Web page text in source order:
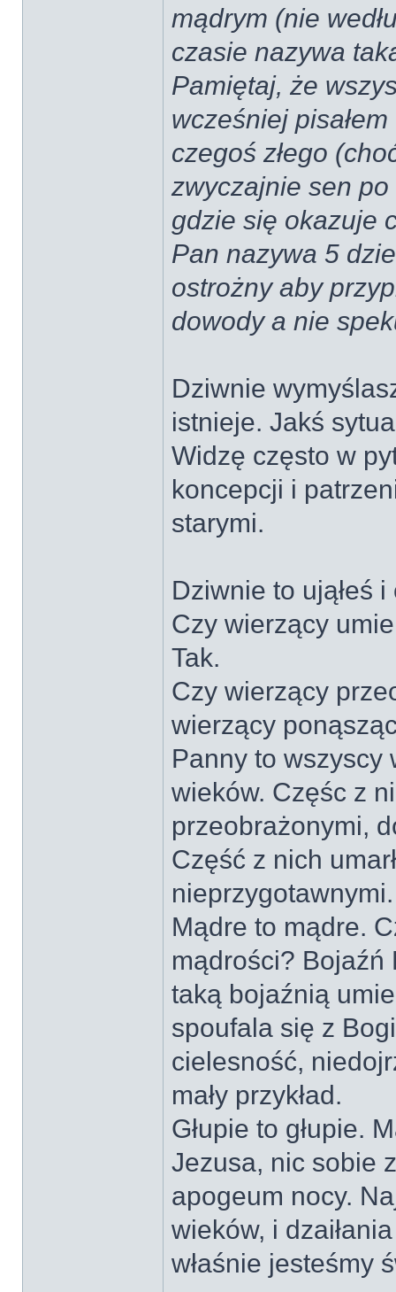
mądrym (nie
czasie nazywa
Pamiętaj, że
wcześniej
czegoś złego
zwyczajnie sen
gdzie się okazuje
Pan nazywa 5
ostrożny aby
dowody a nie
Dziwnie
istnieje. Jakś
Widzę często w
koncepcji i
starymi.
Dziwnie to ująłeś
Czy wierzący
Tak.
Czy wierzący
wierzący
Panny to wszyscy
wieków. Częśc z
przeobrażonymi,
Część z nich
Mądre to mądre.
mądrości? Bojaźń
taką bojaźnią
spoufala się z
cielesność,
mały przykład.
Głupie to głupie.
Jezusa, nic sobie
apogeum nocy.
wieków, i
właśnie jesteśmy